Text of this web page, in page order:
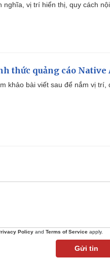
nghĩa, vị trí hiển thị, quy cách
thức quảng cáo
khảo bài viết sau để nắm vị trí,
Policy and Terms of Service apply.
Gửi tin